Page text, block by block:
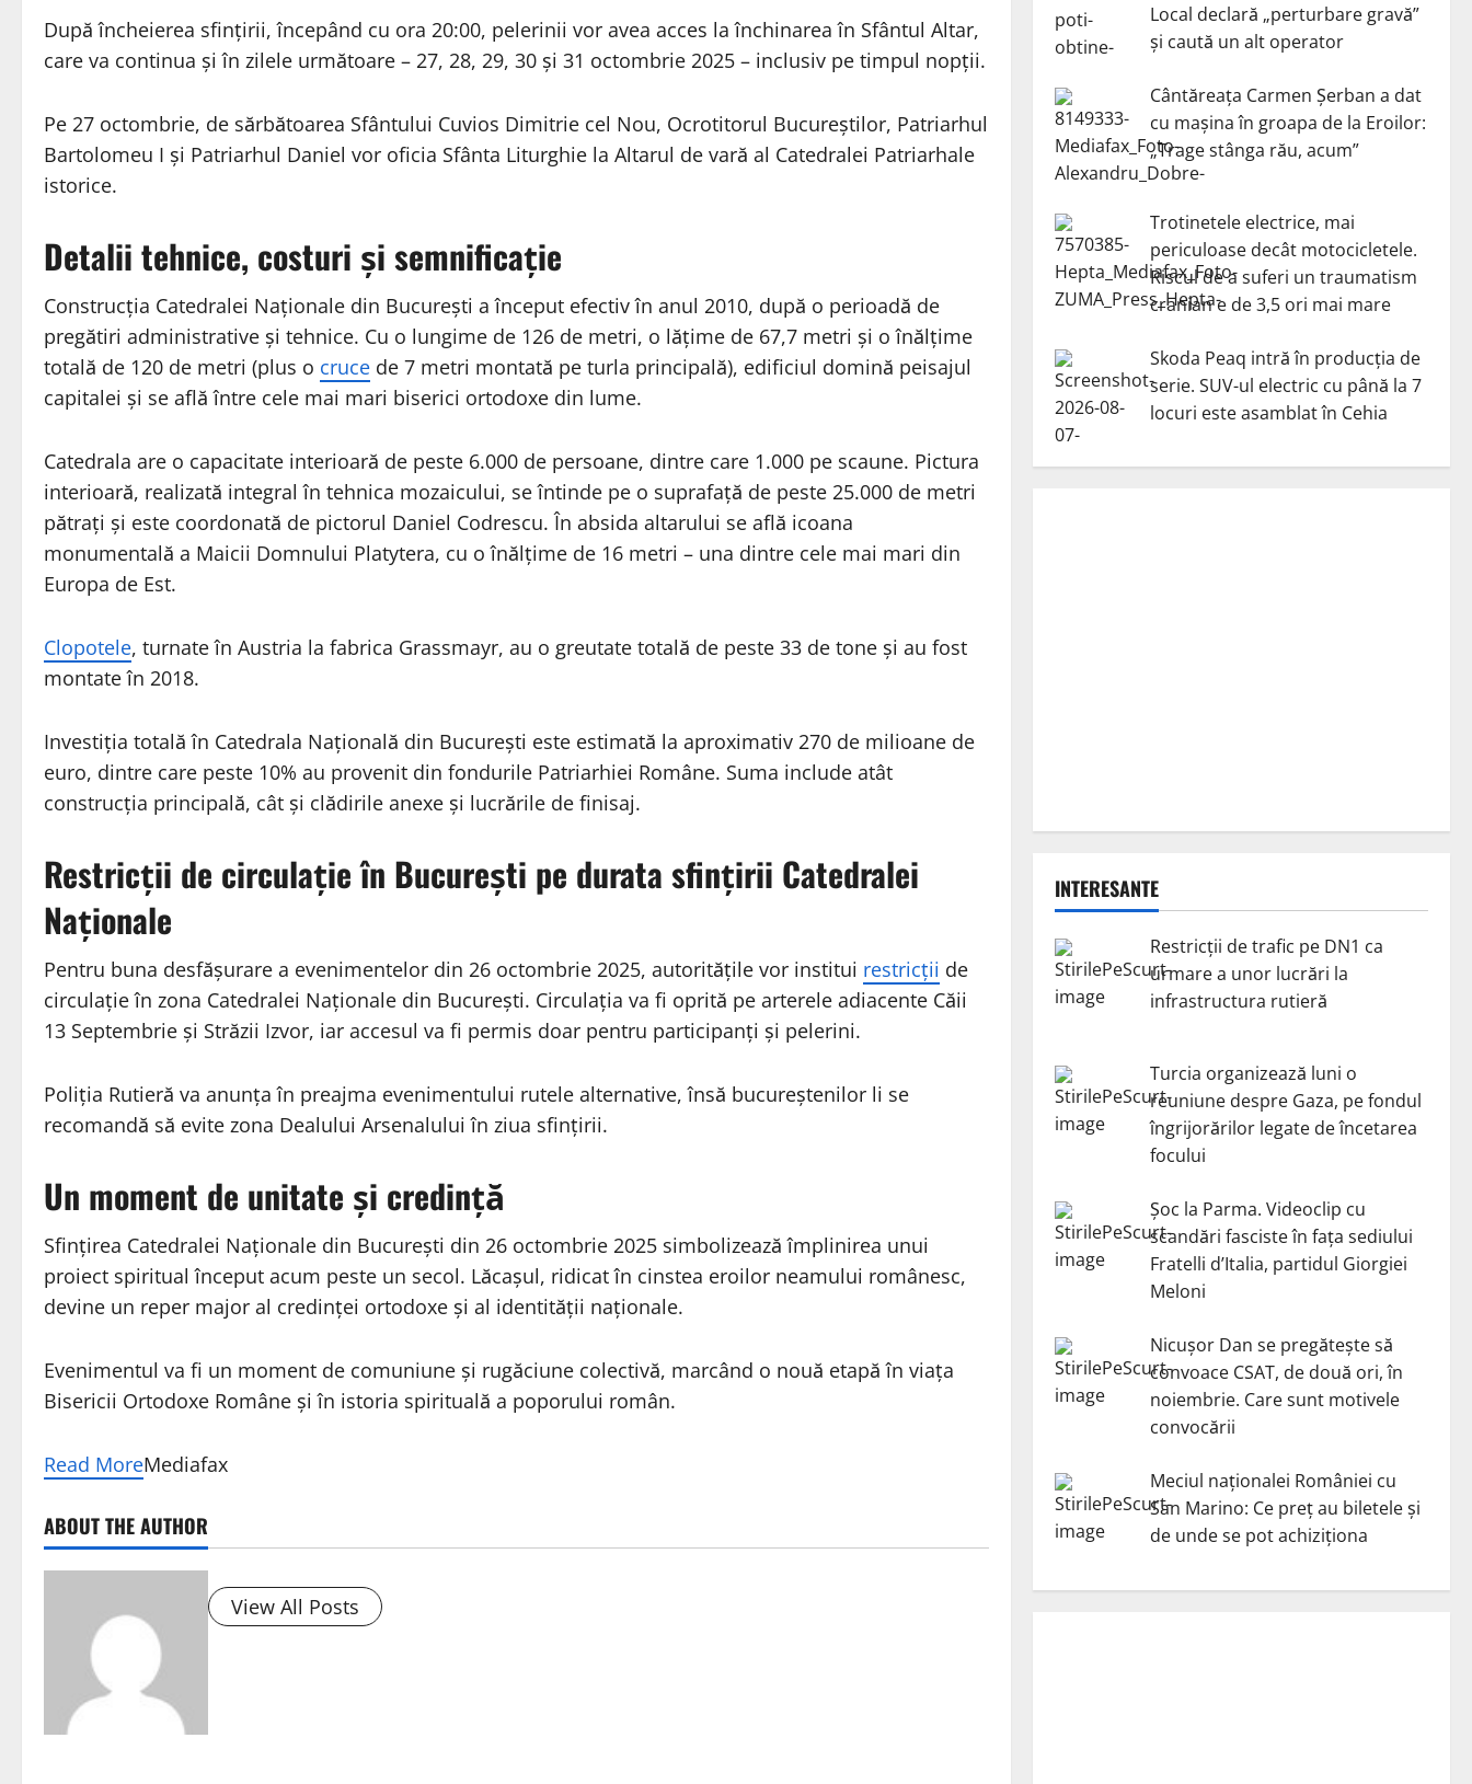
După încheierea sfințirii, începând cu ora 20:00, pelerinii vor avea acces la închinarea în Sfântul Altar,
care va continua și în zilele următoare – 27, 28, 29, 30 și 31 octombrie 2025 – inclusiv pe timpul nopții.
Pe 27 octombrie, de sărbătoarea Sfântului Cuvios Dimitrie cel Nou, Ocrotitorul Bucureștilor, Patriarhul
Bartolomeu I și Patriarhul Daniel vor oficia Sfânta Liturghie la Altarul de vară al Catedralei Patriarhale
istorice.
Detalii tehnice, costuri și semnificație
Construcția Catedralei Naționale din București a început efectiv în anul 2010, după o perioadă de
pregătiri administrative și tehnice. Cu o lungime de 126 de metri, o lățime de 67,7 metri și o înălțime
totală de 120 de metri (plus o cruce de 7 metri montată pe turla principală), edificiul domină peisajul
capitalei și se află între cele mai mari biserici ortodoxe din lume.
Catedrala are o capacitate interioară de peste 6.000 de persoane, dintre care 1.000 pe scaune. Pictura
interioară, realizată integral în tehnica mozaicului, se întinde pe o suprafață de peste 25.000 de metri
pătrați și este coordonată de pictorul Daniel Codrescu. În absida altarului se află icoana
monumentală a Maicii Domnului Platytera, cu o înălțime de 16 metri – una dintre cele mai mari din
Europa de Est.
Clopotele, turnate în Austria la fabrica Grassmayr, au o greutate totală de peste 33 de tone și au fost
montate în 2018.
Investiția totală în Catedrala Națională din București este estimată la aproximativ 270 de milioane de
euro, dintre care peste 10% au provenit din fondurile Patriarhiei Române. Suma include atât
construcția principală, cât și clădirile anexe și lucrările de finisaj.
Restricții de circulație în București pe durata sfințirii Catedralei
Naționale
Pentru buna desfășurare a evenimentelor din 26 octombrie 2025, autoritățile vor institui restricții de
circulație în zona Catedralei Naționale din București. Circulația va fi oprită pe arterele adiacente Căii
13 Septembrie și Străzii Izvor, iar accesul va fi permis doar pentru participanți și pelerini.
Poliția Rutieră va anunța în preajma evenimentului rutele alternative, însă bucureștenilor li se
recomandă să evite zona Dealului Arsenalului în ziua sfințirii.
Un moment de unitate și credință
Sfințirea Catedralei Naționale din București din 26 octombrie 2025 simbolizează împlinirea unui
proiect spiritual început acum peste un secol. Lăcașul, ridicat în cinstea eroilor neamului românesc,
devine un reper major al credinței ortodoxe și al identității naționale.
Evenimentul va fi un moment de comuniune și rugăciune colectivă, marcând o nouă etapă în viața
Bisericii Ortodoxe Române și în istoria spirituală a poporului român.
Read MoreMediafax
ABOUT THE AUTHOR
View All Posts
Local declară „perturbare gravă”
și caută un alt operator
Cântăreața Carmen Șerban a dat
cu mașina în groapa de la Eroilor:
„Trage stânga rău, acum”
Trotinetele electrice, mai
periculoase decât motocicletele.
Riscul de a suferi un traumatism
cranian e de 3,5 ori mai mare
Skoda Peaq intră în producția de
serie. SUV-ul electric cu până la 7
locuri este asamblat în Cehia
INTERESANTE
Restricții de trafic pe DN1 ca
urmare a unor lucrări la
infrastructura rutieră
Turcia organizează luni o
reuniune despre Gaza, pe fondul
îngrijorărilor legate de încetarea
focului
Șoc la Parma. Videoclip cu
scandări fasciste în fața sediului
Fratelli d’Italia, partidul Giorgiei
Meloni
Nicuşor Dan se pregăteşte să
convoace CSAT, de două ori, în
noiembrie. Care sunt motivele
convocării
Meciul naționalei României cu
San Marino: Ce preț au biletele și
de unde se pot achiziționa